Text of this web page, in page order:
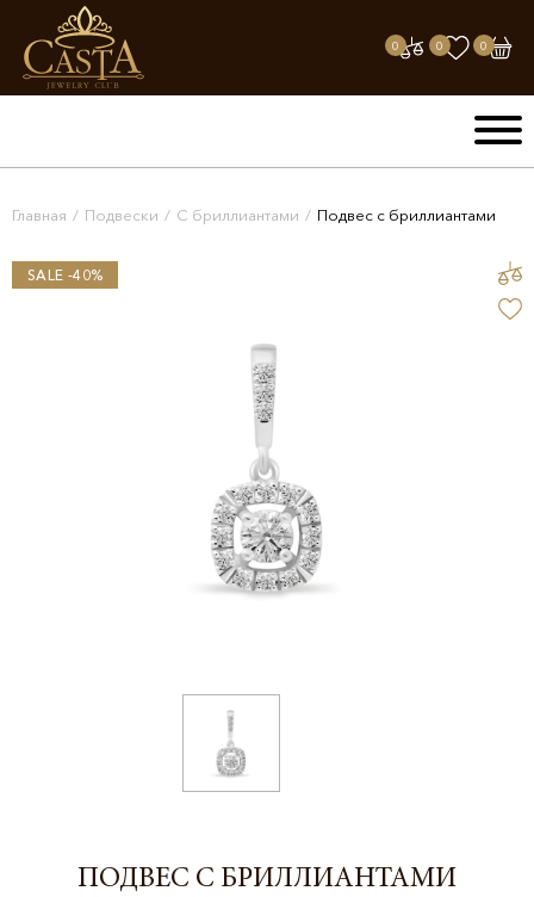
0 0 0
Главная / Подвески / С бриллиантами / Подвес с бриллиантами
SALE -40%
ПОДВЕС С БРИЛЛИАНТАМИ